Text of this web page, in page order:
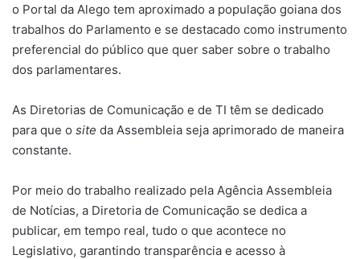
o Portal da Alego tem aproximado a população goiana dos
trabalhos do Parlamento e se destacado como instrumento
preferencial do público que quer saber sobre o trabalho
dos parlamentares.
As Diretorias de Comunicação e de TI têm se dedicado
para que o site da Assembleia seja aprimorado de maneira
constante.
Por meio do trabalho realizado pela Agência Assembleia
de Notícias, a Diretoria de Comunicação se dedica a
publicar, em tempo real, tudo o que acontece no
Legislativo, garantindo transparência e acesso à